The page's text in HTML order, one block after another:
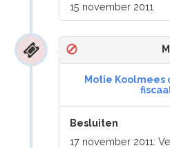
15 november 2011
Motie Koolmees
Besluiten
17 november 2011: